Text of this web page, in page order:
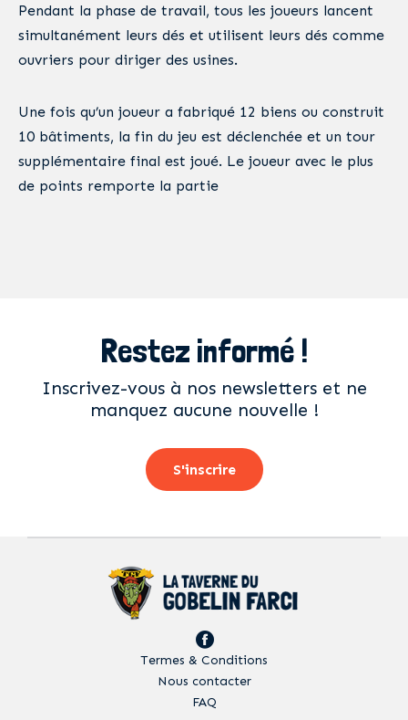
Pendant la phase de travail, tous les joueurs lancent
simultanément leurs dés et utilisent leurs dés comme
ouvriers pour diriger des usines.
Une fois qu’un joueur a fabriqué 12 biens ou construit
10 bâtiments, la fin du jeu est déclenchée et un tour
supplémentaire final est joué. Le joueur avec le plus
de points remporte la partie
Restez informé !
Inscrivez-vous à nos newsletters et ne
manquez aucune nouvelle !
S'inscrire
Termes & Conditions
Nous contacter
FAQ